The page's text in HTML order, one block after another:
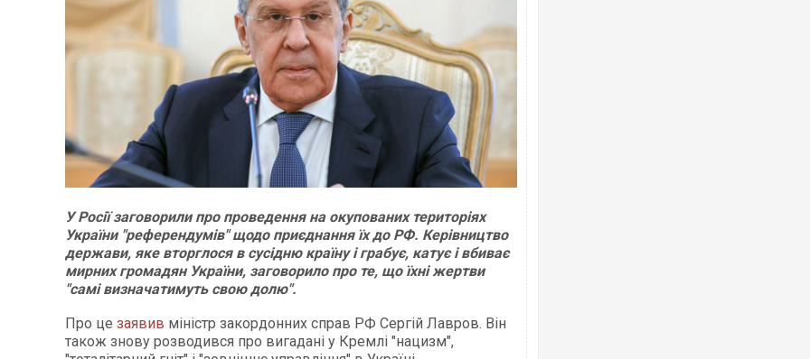
У Росії заговорили про проведення на окупованих територіях
України "референдумів" щодо приєднання їх до РФ. Керівництво
держави, яке вторглося в сусідню країну і грабує, катує і вбиває
мирних громадян України, заговорило про те, що їхні жертви
"самі визначатимуть свою долю".
Про це заявив міністр закордонних справ РФ Сергій Лавров. Він
також знову розводився про вигадані у Кремлі "нацизм",